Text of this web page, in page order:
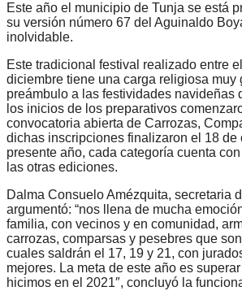
Este año el municipio de Tunja se está
su versión número 67 del Aguinaldo
inolvidable.
Este tradicional festival realizado entre
diciembre tiene una carga religiosa muy
preámbulo a las festividades navideñas
los inicios de los preparativos
convocatoria abierta de Carrozas,
dichas inscripciones finalizaron el 18 de
presente año, cada categoría cuenta
las otras ediciones.
Dalma Consuelo Amézquita, secretaria
argumentó: “nos llena de mucha
familia, con vecinos y en comunidad,
carrozas, comparsas y pesebres que
cuales saldrán el 17, 19 y 21, con
mejores. La meta de este año es
hicimos en el 2021″, concluyó la